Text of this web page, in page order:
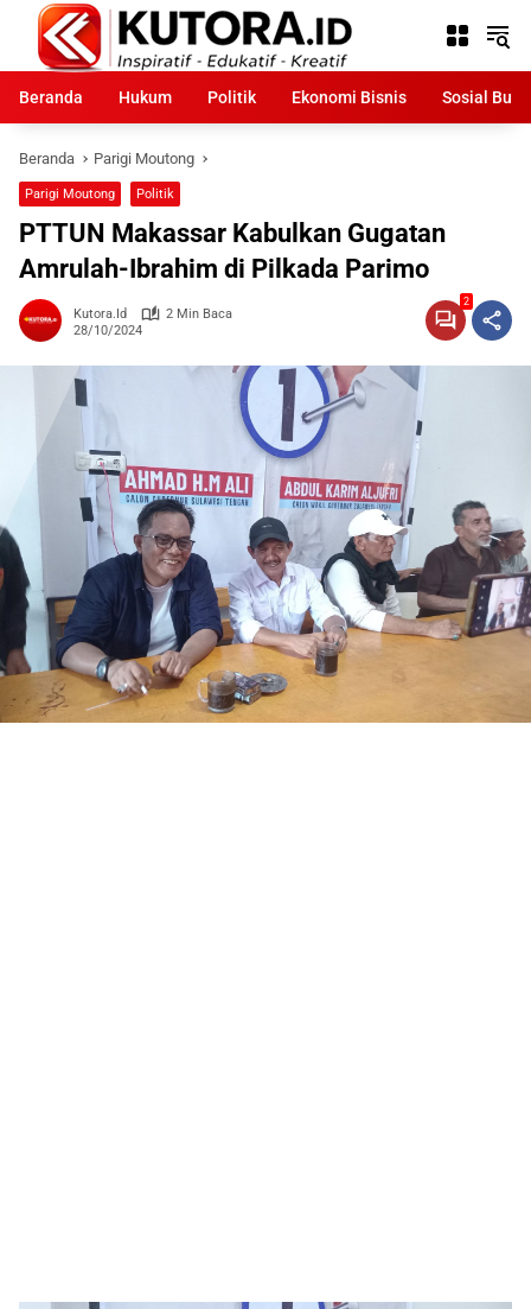
Langsung
konten
Beranda
Hukum Politik Ekonomi Bisnis Sosial
Beranda Parigi Moutong
Parigi Moutong Politik
PTTUN Makassar Kabulkan Gugatan
Amrulah-Ibrahim di Pilkada Parimo
Kutora.id
2 Min Baca
28/10/2024
2